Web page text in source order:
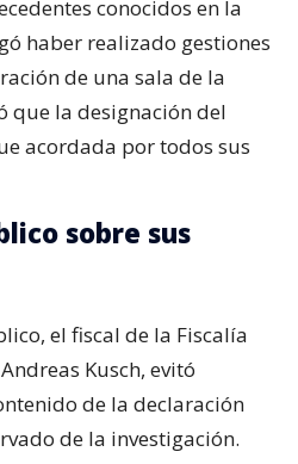
conocidos en la
haber realizado gestiones
de una sala de la
que la designación del
acordada por todos sus
sobre sus
el fiscal de la Fiscalía
Kusch, evitó
de la declaración
de la investigación.